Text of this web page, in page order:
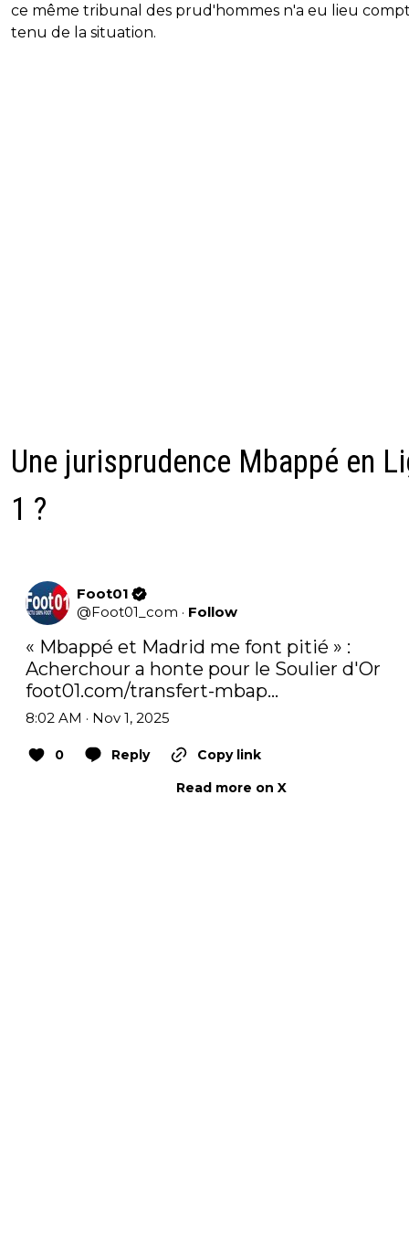
ce même tribunal des prud'hommes n'a eu lieu
tenu de la situation.
Une jurisprudence Mbappé en
1 ?
Foot01
@Foot01_com · Follow
« Mbappé et Madrid me font pitié » :
foot01.com/transfert-mbap…
8:02 AM · Nov 1, 2025
0 Reply
Copy link
Read more on X